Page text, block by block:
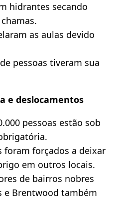
hidrantes secando
as aulas devido
pessoas tiveram sua
e deslocamentos
pessoas estão sob
foram forçados a deixar
em outros locais.
de bairros nobres
e Brentwood também